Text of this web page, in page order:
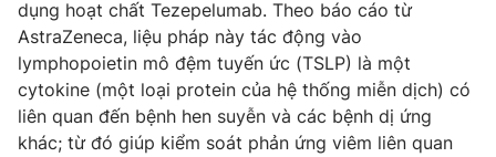
Học trực tuyến
Hitech Công nghệ tương lai
Sản phẩm
Thị trường
Giao lưu trực tuyến
Lịch phát sóng
dụng hoạt chất Tezepelumab. Theo báo cáo từ
AstraZeneca, liệu pháp này tác động vào
lymphopoietin mô đệm tuyến ức (TSLP) là một
cytokine (một loại protein của hệ thống miễn dịch) có
liên quan đến bệnh hen suyễn và các bệnh dị ứng
khác; từ đó giúp kiểm soát phản ứng viêm liên quan